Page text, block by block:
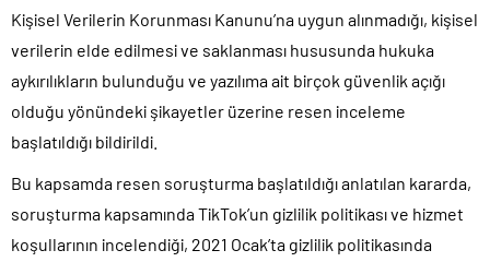
Kişisel Verilerin Korunması Kanunu’na uygun alınmadığı, kişisel
verilerin elde edilmesi ve saklanması hususunda hukuka
aykırılıkların bulunduğu ve yazılıma ait birçok güvenlik açığı
olduğu yönündeki şikayetler üzerine resen inceleme
başlatıldığı bildirildi.
Bu kapsamda resen soruşturma başlatıldığı anlatılan kararda,
soruşturma kapsamında TikTok’un gizlilik politikası ve hizmet
koşullarının incelendiği, 2021 Ocak’ta gizlilik politikasında